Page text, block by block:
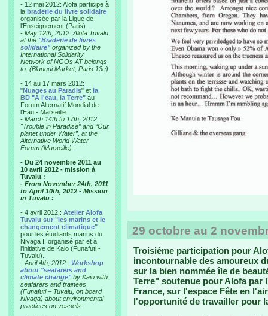
- 12 mai 2012: Alofa participe à
la braderie du livre solidaire
organisée par la Ligue de
l'Enseignement (Paris)
- May 12th, 2012: Alofa Tuvalu
at the "Braderie de livres
solidaire"organized by the
International Solidarity
Network of NGOs AT belongs
to. (Blanqui Market, Paris 13e)
- 14 au 17 mars 2012:
"Nuages au Paradis" et la
BD "A l'eau, la Terre" au
Forum Alternatif Mondial de
l'Eau - Marseille.
- March 14th to 17th, 2012:
"Trouble in Paradise” and “Our
planet under Water”, at the
Alternative World Water
Forum (Marseille).
- Du 24 novembre 2011 au
10 avril 2012 - mission à
Tuvalu :
- From November 24th, 2011
to April 10th, 2012 - Mission
in Tuvalu :
- 4 avril 2012 : Atelier Alofa
Tuvalu sur "les marins et le
changement climatique"
pour les étudiants marins du
Nivaga II organisé par et à
l'initiative de Kaio (Funafuti -
Tuvalu).
- April 4th, 2012 : Workshop
about "seafarers and
climate change"by Kaio with
seafarers and trainees
(Funafuti – Tuvalu, on board
Nivaga) about environmental
practices on vessels.
29 octobre au 2
Troisième participation pour
incontournable des amoureux
sur la bien nommée île de
Terre" soutenue pour Alofa par
France, sur l'espace Fête en
l'opportunité de travailler pour